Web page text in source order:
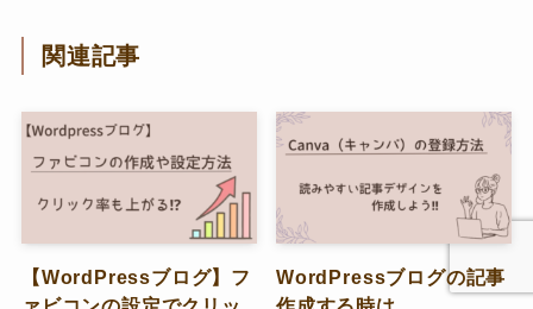
関連記事
【WordPressブログ】フ
WordPressブログの記事